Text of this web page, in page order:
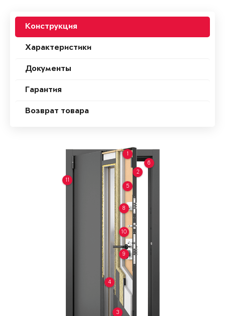
Конструкция
Характеристики
Документы
Гарантия
Возврат товара
1
2
3
4
5
6
8
9
10
11